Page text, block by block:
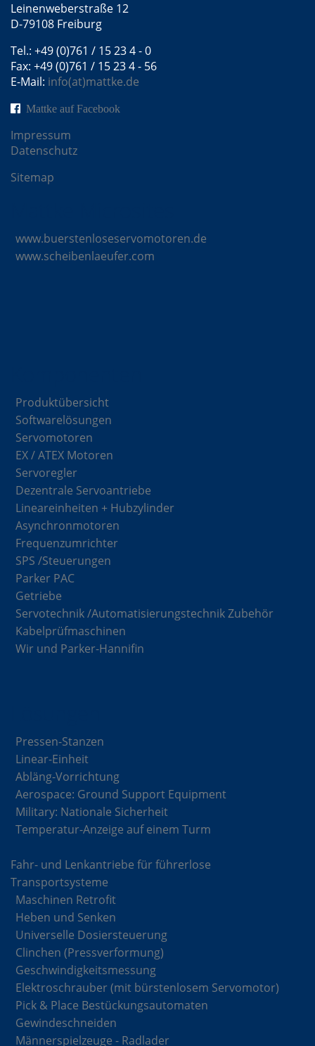
Leinenweberstraße 12
D-79108 Freiburg
Tel.: +49 (0)761 / 15 23 4 - 0
Fax: +49 (0)761 / 15 23 4 - 56
E-Mail: info(at)mattke.de
Mattke auf Facebook
Impressum
Datenschutz
Sitemap
www.buerstenloseservomotoren.de
www.scheibenlaeufer.com
Produktübersicht
Softwarelösungen
Servomotoren
EX / ATEX Motoren
Servoregler
Dezentrale Servoantriebe
Lineareinheiten + Hubzylinder
Asynchronmotoren
Frequenzumrichter
SPS /Steuerungen
Parker PAC
Getriebe
Servotechnik /Automatisierungstechnik Zubehör
Kabelprüfmaschinen
Wir und Parker-Hannifin
Pressen-Stanzen
Linear-Einheit
Abläng-Vorrichtung
Aerospace: Ground Support Equipment
Military: Nationale Sicherheit
Temperatur-Anzeige auf einem Turm
Fahr- und Lenkantriebe für führerlose
Transportsysteme
Maschinen Retrofit
Heben und Senken
Universelle Dosiersteuerung
Clinchen (Pressverformung)
Geschwindigkeitsmessung
Elektroschrauber (mit bürstenlosem Servomotor)
Pick & Place Bestückungsautomaten
Gewindeschneiden
Männerspielzeuge - Radlader